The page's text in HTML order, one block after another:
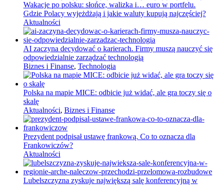
Wakacje po polsku: słońce, walizka i… euro w portfelu.
Gdzie Polacy wyjeżdżają i jakie waluty kupują najczęściej?
Aktualności
AI zaczyna decydować o karierach. Firmy muszą nauczyć się
odpowiedzialnie zarządzać technologią
Biznes i Finanse, Technologia
Polska na mapie MICE: odbicie już widać, ale gra toczy się o
skalę
Aktualności, Biznes i Finanse
Prezydent podpisał ustawę frankową. Co to oznacza dla
Frankowiczów?
Aktualności
Lubelszczyzna zyskuje największą salę konferencyjną w